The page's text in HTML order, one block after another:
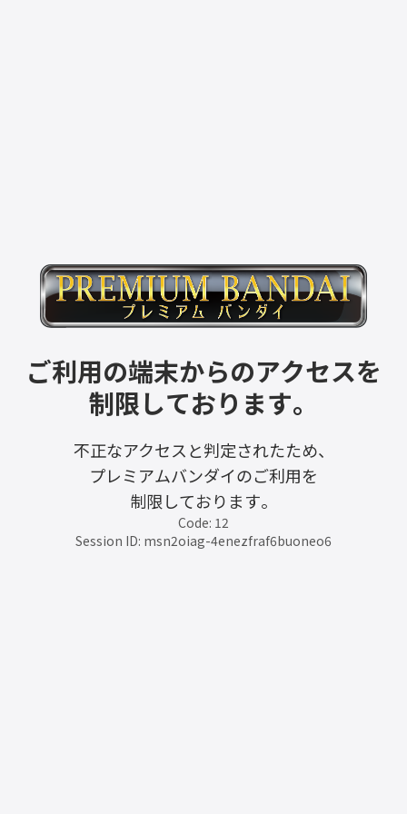
ご利用の端末からのアクセスを
制限しております。
不正なアクセスと判定されたため、
プレミアムバンダイのご利用を
制限しております。
Code: 12
Session ID: msn2oiag-4enezfraf6buoneo6